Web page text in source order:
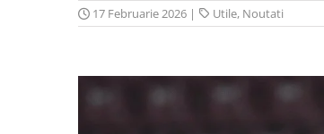
Accesorii pentru antrenament
17 Februarie 2026 | Utile, Noutati